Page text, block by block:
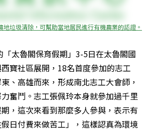
地垃圾清除，可幫助當地居民進行有機農業的認證。
「太魯閣保育假期」3-5日在太魯閣國
寶社區展開，18名首度參加的志工
、高雄而來，形成南北志工大會師，
奮鬥。志工張佩玲本身就參加過千里
，這次來看到那麼多人參與，表示有
日付費來做苦工」，這樣認真為環境